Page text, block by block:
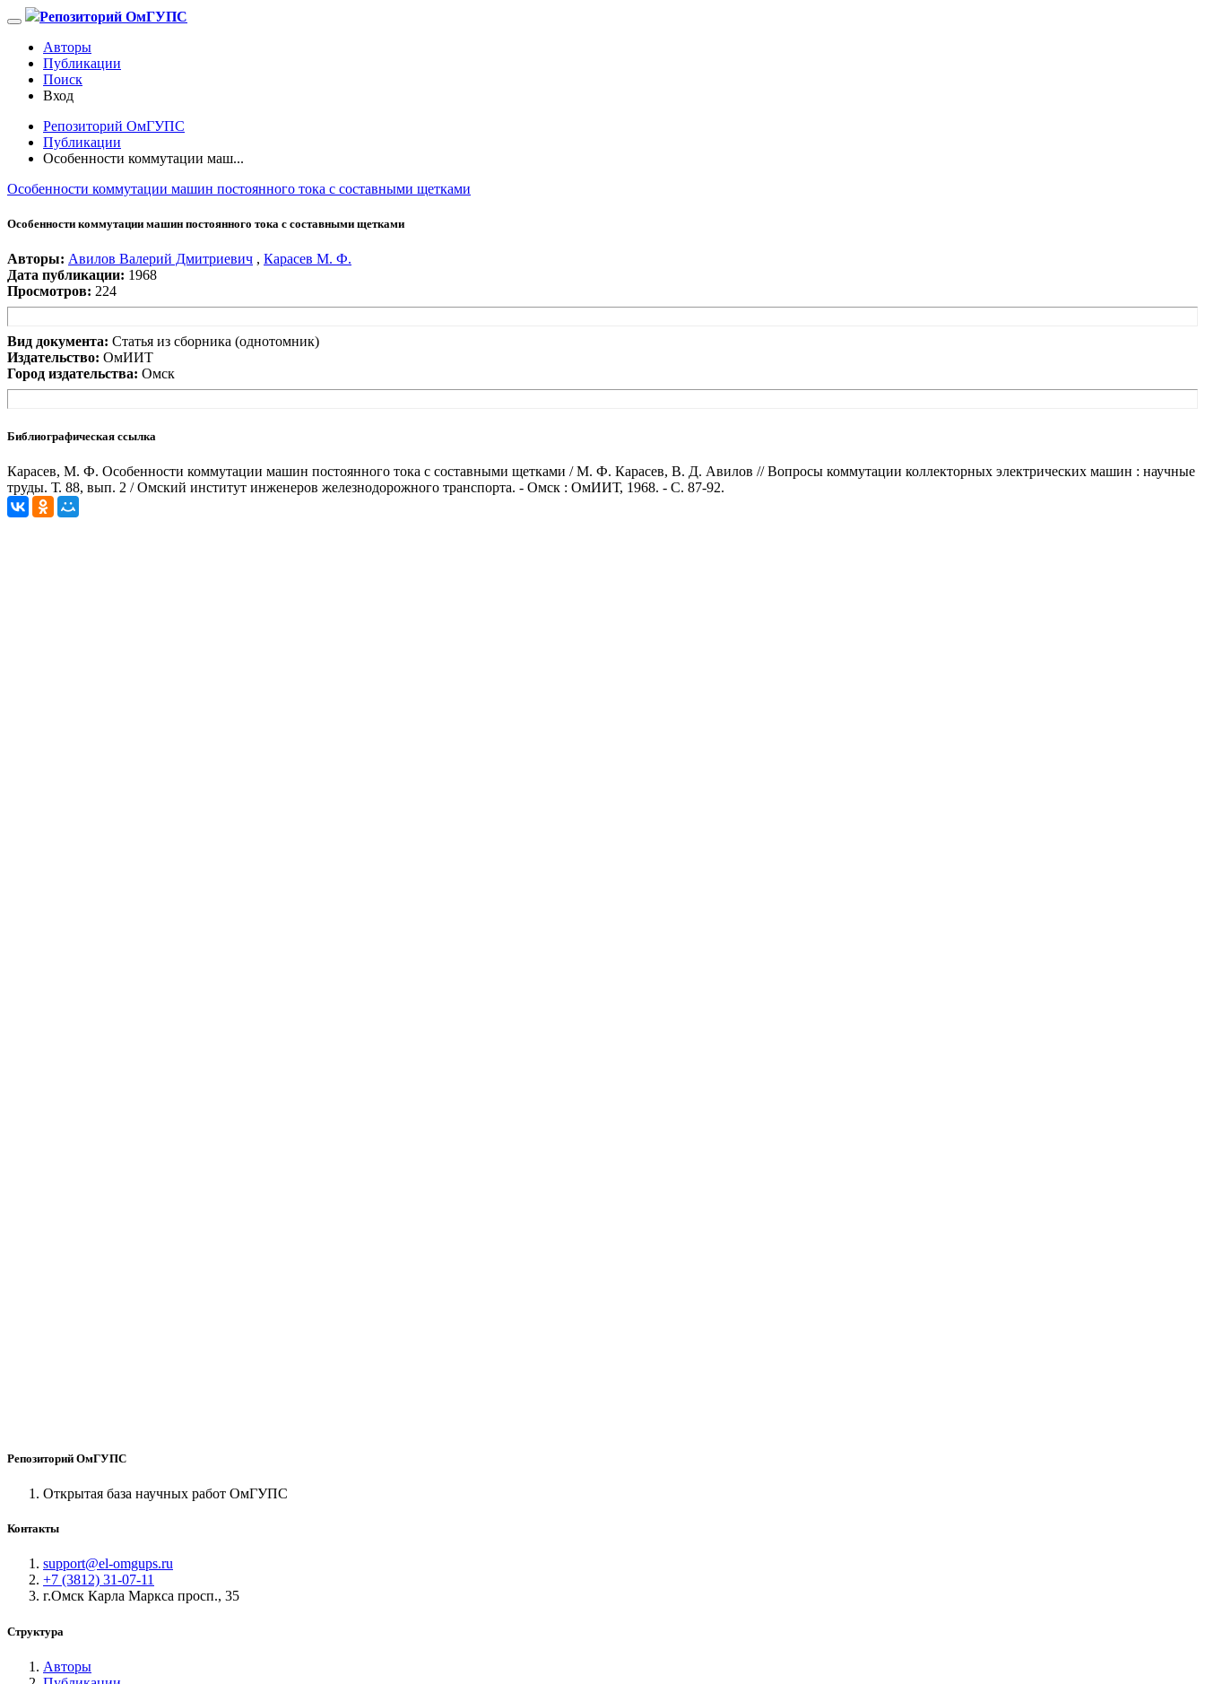
Репозиторий ОмГУПС
Авторы
Публикации
Поиск
Вход
Репозиторий ОмГУПС
Публикации
Особенности коммутации маш...
Особенности коммутации машин постоянного тока с составными щетками
Особенности коммутации машин постоянного тока с составными щетками
Авторы: Авилов Валерий Дмитриевич , Карасев М. Ф.
Дата публикации: 1968
Просмотров: 224
Вид документа: Статья из сборника (однотомник)
Издательство: ОмИИТ
Город издательства: Омск
Библиографическая ссылка
Карасев, М. Ф. Особенности коммутации машин постоянного тока с составными щетками / М. Ф. Карасев, В. Д. Авилов // Вопросы коммутации коллекторных электрических машин : научные
труды. Т. 88, вып. 2 / Омский институт инженеров железнодорожного транспорта. - Омск : ОмИИТ, 1968. - С. 87-92.
Репозиторий ОмГУПС
Открытая база научных работ ОмГУПС
Контакты
support@el-omgups.ru
+7 (3812) 31-07-11
г.Омск Карла Маркса просп., 35
Структура
Авторы